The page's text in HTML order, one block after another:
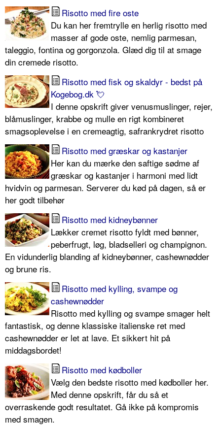
Risotto med fire oste
Du kan her fremtrylle en herlig risotto med
masser af gode oste, nemlig parmesan,
taleggio, fontina og gorgonzola. Glæd dig til at smage
din cremede risotto.
Risotto med fisk og skaldyr - bedst på
Kogebog.dk 💘
I denne opskrift giver venusmuslinger, rejer,
blåmuslinger, krabbe og mulle en rigt kombineret
smagsoplevelse i en cremeagtig, safrankrydret risotto
Risotto med græskar og kastanjer
Her kan du mærke den saftige sødme af
græskar og kastanjer i harmoni med lidt
hvidvin og parmesan. Serverer du kød på dagen, så er
her godt tilbehør
Risotto med kidneybønner
Lækker cremet risotto fyldt med bønner,
peberfrugt, løg, bladselleri og champignon.
En vidunderlig blanding af kidneybønner, cashewnødder
og brune ris.
Risotto med kylling, svampe og
cashewnødder
Risotto med kylling og svampe smager helt
fantastisk, og denne klassiske italienske ret med
cashewnødder er let at lave. Et sikkert hit på
middagsbordet!
Risotto med kødboller
Vælg den bedste risotto med kødboller her.
Med denne opskrift, får du så et
overraskende godt resultatet. Gå ikke på kompromis
med smagen.